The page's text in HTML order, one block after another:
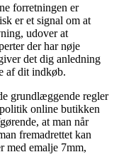
forretningen er
er et signal om at
udover at
der har nøje
det dig anledning
af dit indkøb.
grundlæggende regler
online butikken
at man når
fremadrettet kan
med emalje 7mm,